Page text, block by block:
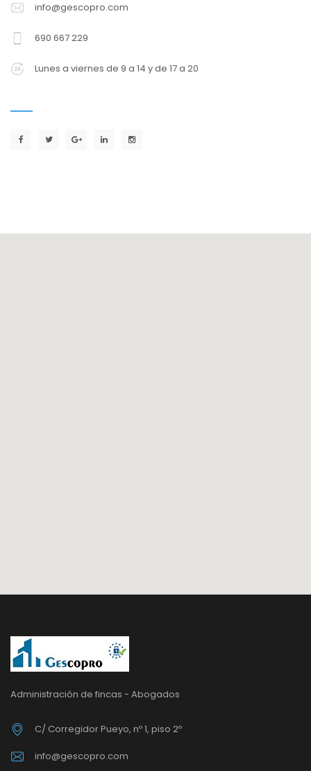
info@gescopro.com
690 667 229
Lunes a viernes de 9 a 14 y de 17 a 20
Administración de fincas - Abogados
C/ Corregidor Pueyo, nº 1, piso 2º
info@gescopro.com